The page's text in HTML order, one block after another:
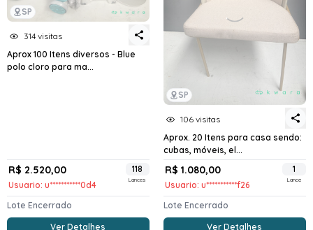
SP
314 visitas
Aprox 100 Itens diversos - Blue
polo cloro para ma...
R$ 2.520,00
Usuario: u***********0d4
118
Lances
Lote Encerrado
Ver Detalhes
SP
106 visitas
Aprox. 20 Itens para casa sendo:
cubas, móveis, el...
R$ 1.080,00
Usuario: u***********f26
1
Lance
Lote Encerrado
Ver Detalhes